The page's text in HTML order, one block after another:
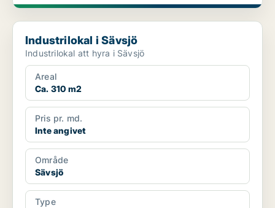
Industrilokal i Sävsjö
Industrilokal i Sävsjö
Industrilokal att hyra i Sävsjö
Areal
Ca. 310 m2
Pris pr. md.
Inte angivet
Område
Sävsjö
Type